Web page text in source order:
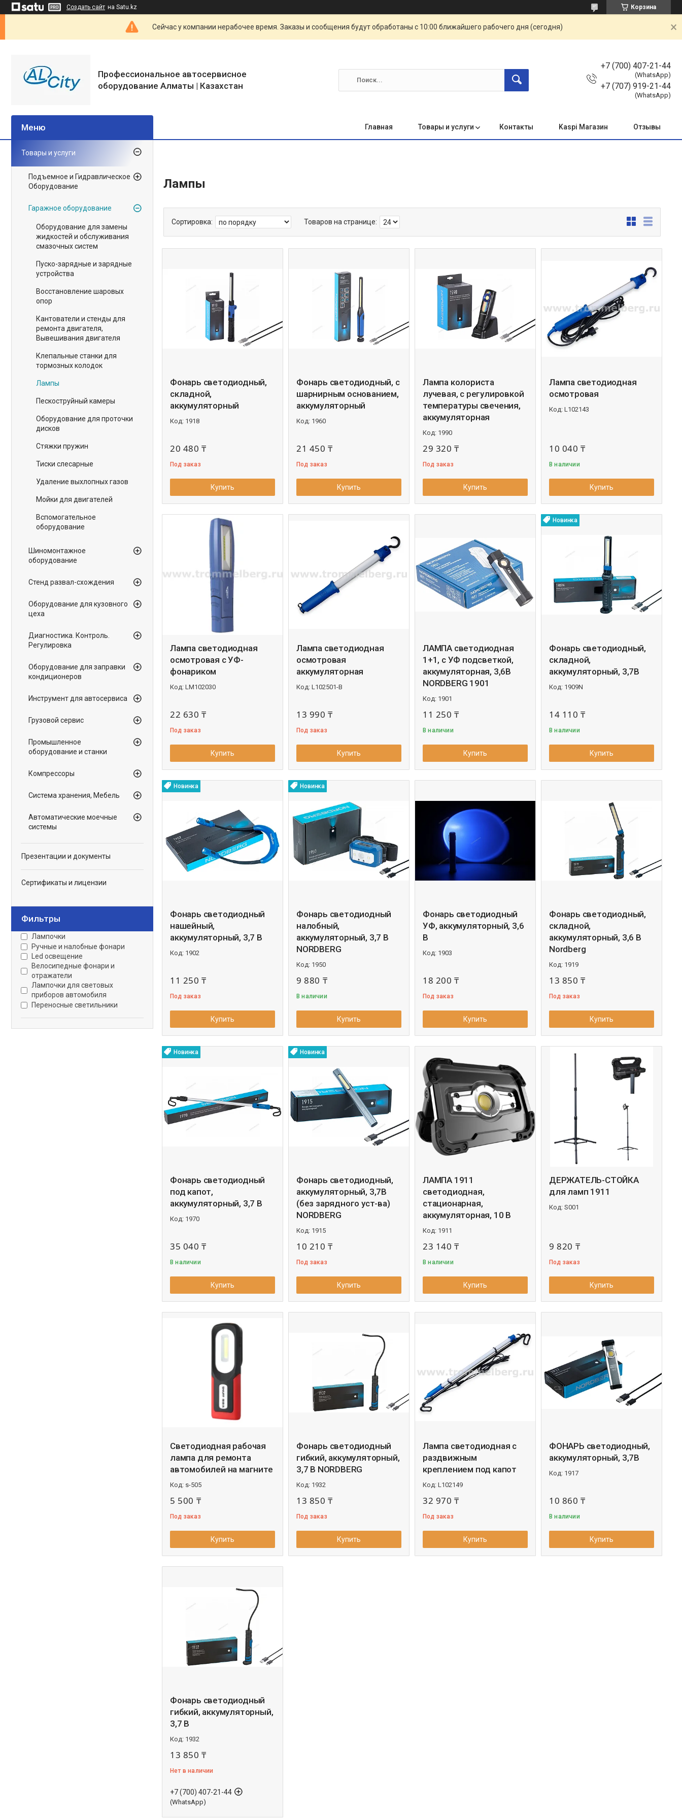
Создать сайт на Satu.kz Корзина
Сейчас у компании нерабочее время. Заказы и сообщения будут обработаны с 10:00 ближайшего рабочего дня (сегодня)
Профессиональное автосервисное
оборудование Алматы | Казахстан
+7 (700) 407-21-44
(WhatsApp)
+7 (707) 919-21-44
(WhatsApp)
Главная Товары и услуги Контакты Kaspi Магазин Отзывы
Лампы
Фонарь светодиодный,
складной,
аккумуляторный
1918
20 480 ₸
Под заказ
Купить
Фонарь светодиодный, с
шарнирным основанием,
аккумуляторный
1960
21 450 ₸
Под заказ
Купить
Лампа колориста
лучевая, с регулировкой
температуры свечения,
аккумуляторная
1990
29 320 ₸
Под заказ
Купить
Лампа светодиодная
осмотровая
L102143
10 040 ₸
В наличии
Купить
Лампа светодиодная
осмотровая с УФ-
фонариком
LM102030
22 630 ₸
Под заказ
Купить
Лампа светодиодная
осмотровая
аккумуляторная
L102501-B
13 990 ₸
Под заказ
Купить
ЛАМПА светодиодная
1+1, с УФ подсветкой,
аккумуляторная, 3,6В
NORDBERG 1901
1901
11 250 ₸
В наличии
Купить
Новинка
Фонарь светодиодный,
складной,
аккумуляторный, 3,7В
1909N
14 110 ₸
В наличии
Купить
Новинка
Фонарь светодиодный
нашейный,
аккумуляторный, 3,7 В
1902
11 250 ₸
Под заказ
Купить
Новинка
Фонарь светодиодный
налобный,
аккумуляторный, 3,7 В
NORDBERG
1950
9 880 ₸
В наличии
Купить
Фонарь светодиодный
УФ, аккумуляторный, 3,6
В
1903
18 200 ₸
Под заказ
Купить
Фонарь светодиодный,
складной,
аккумуляторный, 3,6 В
Nordberg
1919
13 850 ₸
Под заказ
Купить
Новинка
Фонарь светодиодный
под капот,
аккумуляторный, 3,7 В
1970
35 040 ₸
В наличии
Купить
Новинка
Фонарь светодиодный,
аккумуляторный, 3,7В
(без зарядного уст-ва)
NORDBERG
1915
10 210 ₸
Под заказ
Купить
ЛАМПА 1911
светодиодная,
стационарная,
аккумуляторная, 10 В
1911
23 140 ₸
В наличии
Купить
ДЕРЖАТЕЛЬ-СТОЙКА
для ламп 1911
S001
9 820 ₸
Под заказ
Купить
Светодиодная рабочая
лампа для ремонта
автомобилей на магните
s-505
5 500 ₸
Под заказ
Купить
Фонарь светодиодный
гибкий, аккумуляторный,
3,7 В NORDBERG
1932
13 850 ₸
Под заказ
Купить
Лампа светодиодная с
раздвижным
креплением под капот
L102149
32 970 ₸
Под заказ
Купить
ФОНАРЬ светодиодный,
аккумуляторный, 3,7В
1917
10 860 ₸
В наличии
Купить
Фонарь светодиодный
гибкий, аккумуляторный,
3,7 В
1932
13 850 ₸
Нет в наличии
+7 (700) 407-21-44
(WhatsApp)
Товары и услуги
Подъемное и Гидравлическое
Оборудование
Гаражное оборудование
Оборудование для замены
жидкостей и обслуживания
смазочных систем
Пуско-зарядные и зарядные
устройства
Восстановление шаровых
опор
Кантователи и стенды для
ремонта двигателя,
Вывешивания двигателя
Клепальные станки для
тормозных колодок
Лампы
Пескоструйный камеры
Оборудование для проточки
дисков
Стяжки пружин
Тиски слесарные
Удаление выхлопных газов
Мойки для двигателей
Вспомогательное
оборудование
Шиномонтажное
оборудование
Стенд развал-схождения
Оборудование для кузовного
цеха
Диагностика. Контроль.
Регулировка
Оборудование для заправки
кондиционеров
Инструмент для автосервиса
Грузовой сервис
Промышленное
оборудование и станки
Компрессоры
Система хранения, Мебель
Автоматические моечные
системы
Презентации и документы
Сертификаты и лицензии
Фильтры
Лампочки
Ручные и налобные фонари
Led освещение
Велосипедные фонари и
отражатели
Лампочки для световых
приборов автомобиля
Переносные светильники